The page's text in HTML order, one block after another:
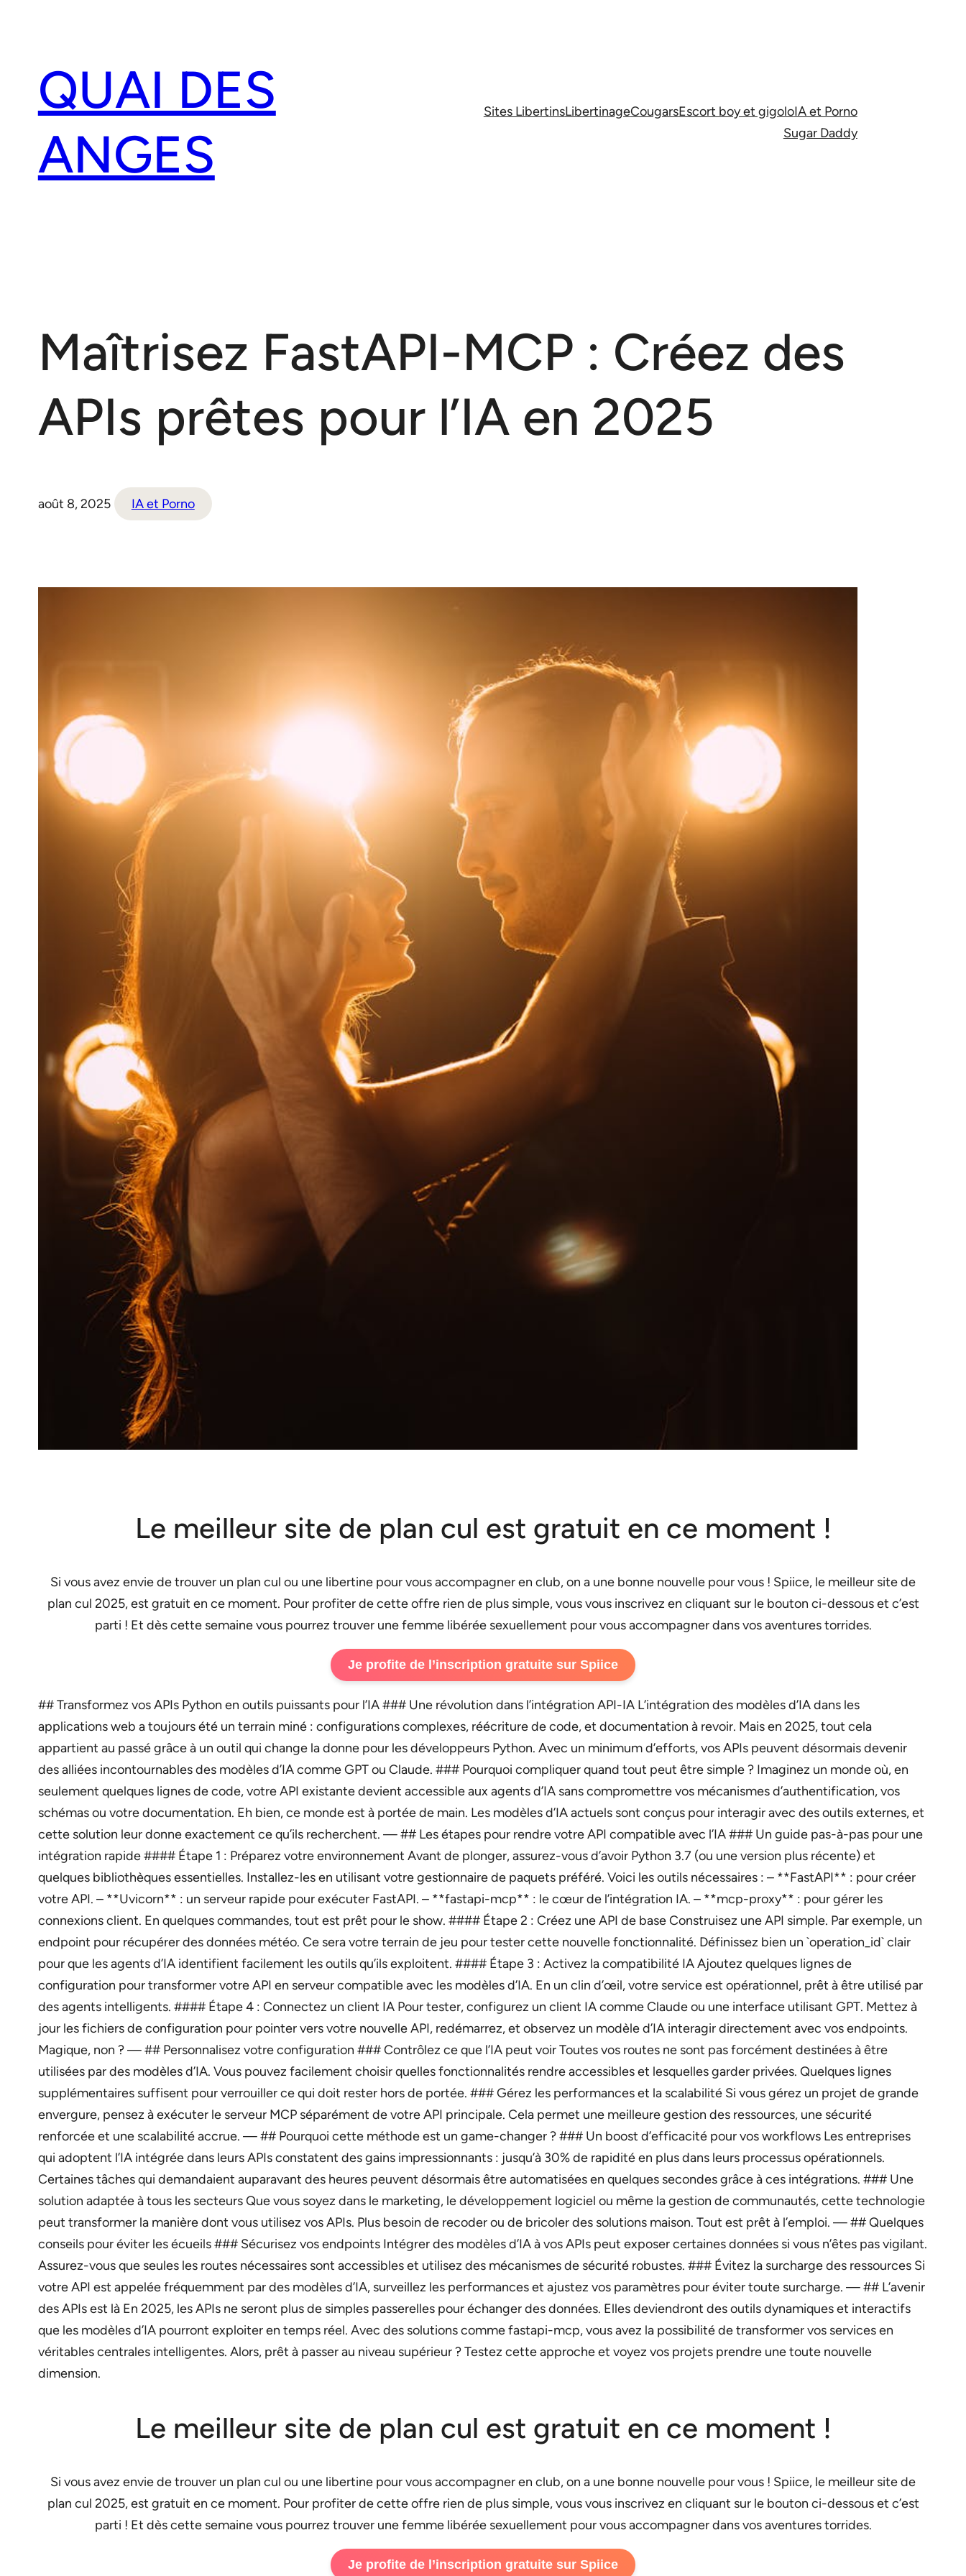
QUAI DES
ANGES
Sites LibertinsLibertinageCougarsEscort boy et gigoloIA et Porno
Sugar Daddy
Maîtrisez FastAPI-MCP : Créez des
APIs prêtes pour l’IA en 2025
août 8, 2025 IA et Porno
Le meilleur site de plan cul est gratuit en ce moment !
Si vous avez envie de trouver un plan cul ou une libertine pour vous accompagner en club, on a une bonne nouvelle pour vous ! Spiice, le meilleur site de
plan cul 2025, est gratuit en ce moment. Pour profiter de cette offre rien de plus simple, vous vous inscrivez en cliquant sur le bouton ci-dessous et c’est
parti ! Et dès cette semaine vous pourrez trouver une femme libérée sexuellement pour vous accompagner dans vos aventures torrides.
Je profite de l’inscription gratuite sur Spiice
## Transformez vos APIs Python en outils puissants pour l’IA ### Une révolution dans l’intégration API-IA L’intégration des modèles d’IA dans les
applications web a toujours été un terrain miné : configurations complexes, réécriture de code, et documentation à revoir. Mais en 2025, tout cela
appartient au passé grâce à un outil qui change la donne pour les développeurs Python. Avec un minimum d’efforts, vos APIs peuvent désormais devenir
des alliées incontournables des modèles d’IA comme GPT ou Claude. ### Pourquoi compliquer quand tout peut être simple ? Imaginez un monde où, en
seulement quelques lignes de code, votre API existante devient accessible aux agents d’IA sans compromettre vos mécanismes d’authentification, vos
schémas ou votre documentation. Eh bien, ce monde est à portée de main. Les modèles d’IA actuels sont conçus pour interagir avec des outils externes, et
cette solution leur donne exactement ce qu’ils recherchent. — ## Les étapes pour rendre votre API compatible avec l’IA ### Un guide pas-à-pas pour une
intégration rapide #### Étape 1 : Préparez votre environnement Avant de plonger, assurez-vous d’avoir Python 3.7 (ou une version plus récente) et
quelques bibliothèques essentielles. Installez-les en utilisant votre gestionnaire de paquets préféré. Voici les outils nécessaires : – **FastAPI** : pour créer
votre API. – **Uvicorn** : un serveur rapide pour exécuter FastAPI. – **fastapi-mcp** : le cœur de l’intégration IA. – **mcp-proxy** : pour gérer les
connexions client. En quelques commandes, tout est prêt pour le show. #### Étape 2 : Créez une API de base Construisez une API simple. Par exemple, un
endpoint pour récupérer des données météo. Ce sera votre terrain de jeu pour tester cette nouvelle fonctionnalité. Définissez bien un `operation_id` clair
pour que les agents d’IA identifient facilement les outils qu’ils exploitent. #### Étape 3 : Activez la compatibilité IA Ajoutez quelques lignes de
configuration pour transformer votre API en serveur compatible avec les modèles d’IA. En un clin d’œil, votre service est opérationnel, prêt à être utilisé par
des agents intelligents. #### Étape 4 : Connectez un client IA Pour tester, configurez un client IA comme Claude ou une interface utilisant GPT. Mettez à
jour les fichiers de configuration pour pointer vers votre nouvelle API, redémarrez, et observez un modèle d’IA interagir directement avec vos endpoints.
Magique, non ? — ## Personnalisez votre configuration ### Contrôlez ce que l’IA peut voir Toutes vos routes ne sont pas forcément destinées à être
utilisées par des modèles d’IA. Vous pouvez facilement choisir quelles fonctionnalités rendre accessibles et lesquelles garder privées. Quelques lignes
supplémentaires suffisent pour verrouiller ce qui doit rester hors de portée. ### Gérez les performances et la scalabilité Si vous gérez un projet de grande
envergure, pensez à exécuter le serveur MCP séparément de votre API principale. Cela permet une meilleure gestion des ressources, une sécurité
renforcée et une scalabilité accrue. — ## Pourquoi cette méthode est un game-changer ? ### Un boost d’efficacité pour vos workflows Les entreprises
qui adoptent l’IA intégrée dans leurs APIs constatent des gains impressionnants : jusqu’à 30% de rapidité en plus dans leurs processus opérationnels.
Certaines tâches qui demandaient auparavant des heures peuvent désormais être automatisées en quelques secondes grâce à ces intégrations. ### Une
solution adaptée à tous les secteurs Que vous soyez dans le marketing, le développement logiciel ou même la gestion de communautés, cette technologie
peut transformer la manière dont vous utilisez vos APIs. Plus besoin de recoder ou de bricoler des solutions maison. Tout est prêt à l’emploi. — ## Quelques
conseils pour éviter les écueils ### Sécurisez vos endpoints Intégrer des modèles d’IA à vos APIs peut exposer certaines données si vous n’êtes pas vigilant.
Assurez-vous que seules les routes nécessaires sont accessibles et utilisez des mécanismes de sécurité robustes. ### Évitez la surcharge des ressources Si
votre API est appelée fréquemment par des modèles d’IA, surveillez les performances et ajustez vos paramètres pour éviter toute surcharge. — ## L’avenir
des APIs est là En 2025, les APIs ne seront plus de simples passerelles pour échanger des données. Elles deviendront des outils dynamiques et interactifs
que les modèles d’IA pourront exploiter en temps réel. Avec des solutions comme fastapi-mcp, vous avez la possibilité de transformer vos services en
véritables centrales intelligentes. Alors, prêt à passer au niveau supérieur ? Testez cette approche et voyez vos projets prendre une toute nouvelle
dimension.
Le meilleur site de plan cul est gratuit en ce moment !
Si vous avez envie de trouver un plan cul ou une libertine pour vous accompagner en club, on a une bonne nouvelle pour vous ! Spiice, le meilleur site de
plan cul 2025, est gratuit en ce moment. Pour profiter de cette offre rien de plus simple, vous vous inscrivez en cliquant sur le bouton ci-dessous et c’est
parti ! Et dès cette semaine vous pourrez trouver une femme libérée sexuellement pour vous accompagner dans vos aventures torrides.
Je profite de l’inscription gratuite sur Spiice